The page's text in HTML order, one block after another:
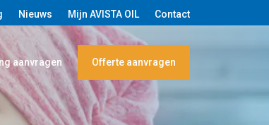
Nieuws Mijn AVISTA OIL Contact
aanvragen Offerte aanvragen